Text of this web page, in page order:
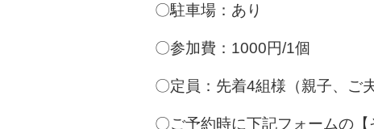
〇駐車場：あり
〇参加費：1000円/1個
〇定員：先着4組様（親子、ご
〇ご予約時に下記フォームの